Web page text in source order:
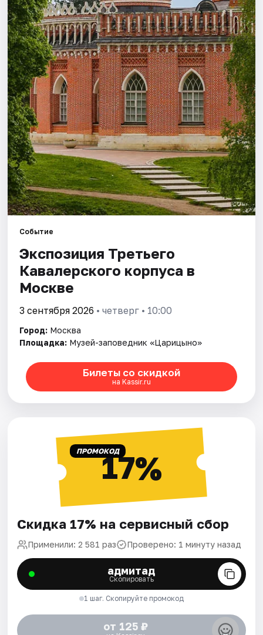
Города
Площадки
Артисты
Рейтинги
Событие
Экспозиция Третьего
Кавалерского корпуса в
Москве
3 сентября 2026 • четверг • 10:00
Город: Москва
Площадка: Музей-заповедник «Царицыно»
Билеты со скидкой
на Kassir.ru
ПРОМОКОД17%
Скидка 17% на сервисный сбор
Применили: 2 581 раз Проверено: 1 минуту назад
адмитад
Скопировать
1 шаг. Скопируйте промокод
от 125 ₽